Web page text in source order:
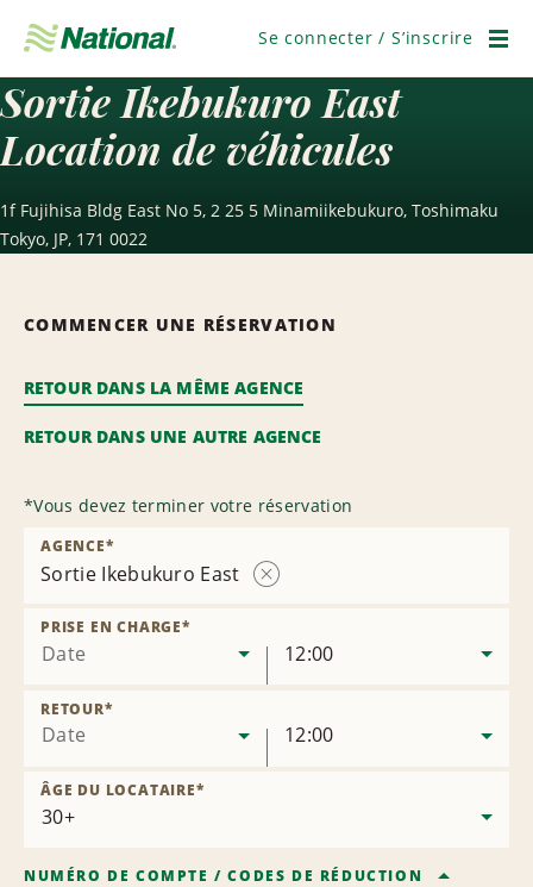
navigation
Se connecter / S’inscrire
Sortie Ikebukuro East
Location de véhicules
1f Fujihisa Bldg East No 5, 2 25 5 Minamiikebukuro, Toshimaku
Tokyo, JP, 171 0022
COMMENCER UNE RÉSERVATION
RETOUR DANS LA MÊME AGENCE
RETOUR DANS UNE AUTRE AGENCE
*Vous devez terminer votre réservation
Sortie Ikebukuro East
AGENCE*
Date
PRISE EN CHARGE*
12:00
Date
RETOUR*
12:00
ÂGE DU LOCATAIRE*
NUMÉRO DE COMPTE /CODES DE RÉDUCTION